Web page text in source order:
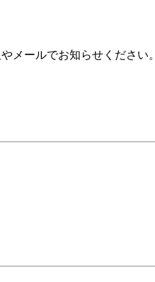
メールでお知らせください。